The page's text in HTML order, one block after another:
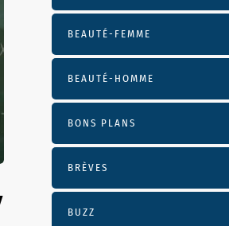
BEAUTÉ-FEMME
BEAUTÉ-HOMME
BONS PLANS
BRÈVES
BUZZ